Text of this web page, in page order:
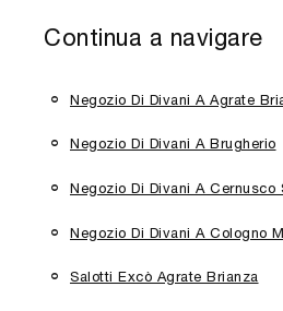
Continua a navigare
Negozio Di Divani A Agrate
Negozio Di Divani A Brugherio
Negozio Di Divani A Cernusco
Negozio Di Divani A Cologno
Salotti Excò Agrate Brianza